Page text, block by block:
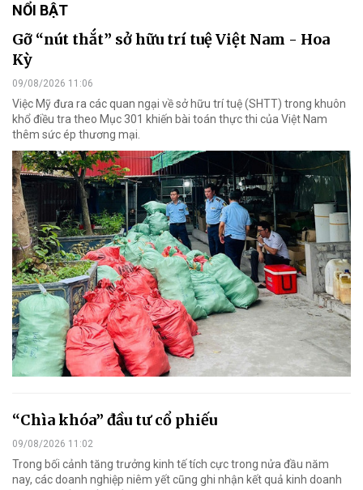
NỔI BẬT
Gỡ “nút thắt” sở hữu trí tuệ Việt Nam - Hoa
Kỳ
09/08/2026 11:06
Việc Mỹ đưa ra các quan ngại về sở hữu trí tuệ (SHTT) trong khuôn
khổ điều tra theo Mục 301 khiến bài toán thực thi của Việt Nam
thêm sức ép thương mại.
“Chìa khóa” đầu tư cổ phiếu
09/08/2026 11:02
Trong bối cảnh tăng trưởng kinh tế tích cực trong nửa đầu năm
nay, các doanh nghiệp niêm yết cũng ghi nhận kết quả kinh doanh